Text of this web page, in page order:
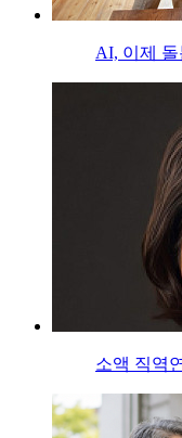
AI, 이제
소액 직역